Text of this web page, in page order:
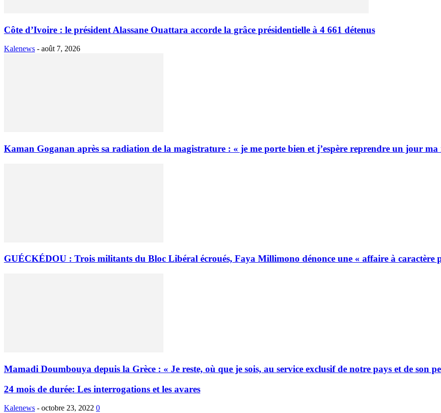
Côte d’Ivoire : le président Alassane Ouattara accorde la grâce présidentielle à 4 661 détenus
Kalenews - août 7, 2026
Kaman Goganan après sa radiation de la magistrature : « je me porte bien et j’espère reprendre un jour ma
GUÉCKÉDOU : Trois militants du Bloc Libéral écroués, Faya Millimono dénonce une « affaire à caractère
Mamadi Doumbouya depuis la Grèce : « Je reste, où que je sois, au service exclusif de notre pays et de son
24 mois de durée: Les interrogations et les avares
Kalenews - octobre 23, 2022 0